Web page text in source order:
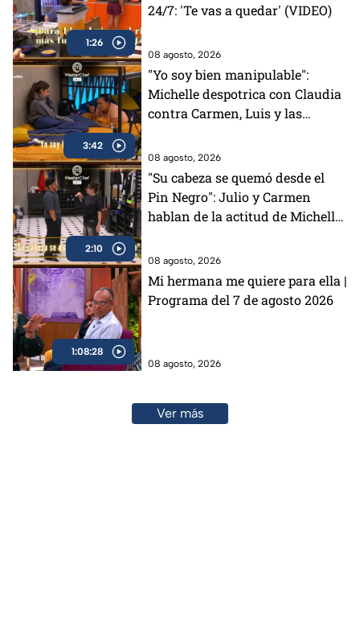
1:26
24/7: 'Te vas a quedar' (VIDEO)
08 agosto, 2026
3:42
"Yo soy bien manipulable":
Michelle despotrica con Claudia
contra Carmen, Luis y las
(VIDEO)
08 agosto, 2026
2:10
"Su cabeza se quemó desde el
Pin Negro": Julio y Carmen
hablan de la actitud de Michelle
08 agosto, 2026
1:08:28
Mi hermana me quiere para ella |
Programa del 7 de agosto 2026
08 agosto, 2026
Ver más